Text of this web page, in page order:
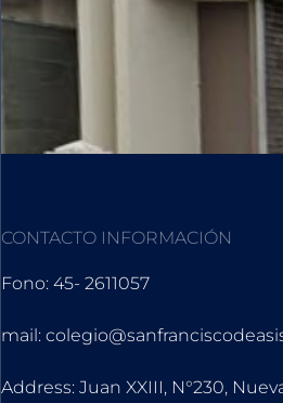
CONTACTO INFORMACIÓN
Fono: 45- 2611057
mail:
Address: Juan XXIII, N°230,